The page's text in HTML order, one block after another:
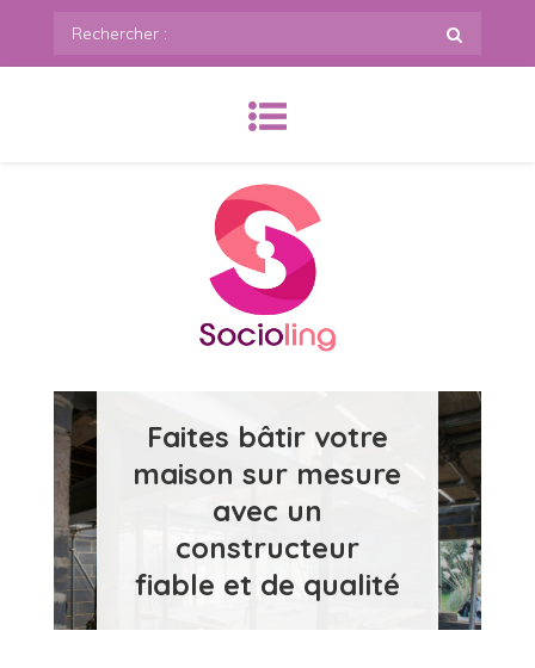
Rechercher
:
SoCioling.org
Faites bâtir votre
maison sur mesure
avec un
constructeur
fiable et de qualité